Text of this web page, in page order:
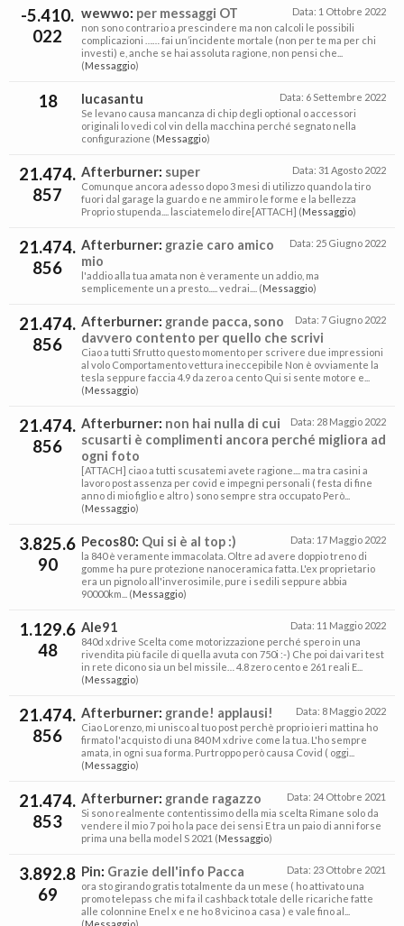
-5.410.
022
Data: 1 Ottobre 2022
wewwo: per messaggi OT
non sono contrario a prescindere ma non calcoli le possibili
complicazioni …… fai un’incidente mortale (non per te ma per chi
investi) e, anche se hai assoluta ragione, non pensi che...
(Messaggio)
18 Data: 6 Settembre 2022
lucasantu
Se levano causa mancanza di chip degli optional o accessori
originali lo vedi col vin della macchina perché segnato nella
configurazione (Messaggio)
21.474.
857
Data: 31 Agosto 2022
Afterburner: super
Comunque ancora adesso dopo 3 mesi di utilizzo quando la tiro
fuori dal garage la guardo e ne ammiro le forme e la bellezza
Proprio stupenda.... lasciatemelo dire[ATTACH] (Messaggio)
21.474.
856
Data: 25 Giugno 2022
Afterburner: grazie caro amico
mio
l'addio alla tua amata non è veramente un addio, ma
semplicemente un a presto..... vedrai.... (Messaggio)
21.474.
856
Data: 7 Giugno 2022
Afterburner: grande pacca, sono
davvero contento per quello che scrivi
Ciao a tutti Sfrutto questo momento per scrivere due impressioni
al volo Comportamento vettura ineccepibile Non è ovviamente la
tesla seppure faccia 4.9 da zero a cento Qui si sente motore e...
(Messaggio)
21.474.
856
Data: 28 Maggio 2022
Afterburner: non hai nulla di cui
scusarti è complimenti ancora perché migliora ad
ogni foto
[ATTACH] ciao a tutti scusatemi avete ragione.... ma tra casini a
lavoro post assenza per covid e impegni personali ( festa di fine
anno di mio figlio e altro ) sono sempre stra occupato Però...
(Messaggio)
3.825.6
90
Data: 17 Maggio 2022
Pecos80: Qui si è al top :)
la 840 è veramente immacolata. Oltre ad avere doppio treno di
gomme ha pure protezione nanoceramica fatta. L'ex proprietario
era un pignolo all'inverosimile, pure i sedili seppure abbia
90000km... (Messaggio)
1.129.6
48
Data: 11 Maggio 2022
Ale91
840d xdrive Scelta come motorizzazione perché spero in una
rivendita più facile di quella avuta con 750i :-) Che poi dai vari test
in rete dicono sia un bel missile… 4.8 zero cento e 261 reali E...
(Messaggio)
21.474.
856
Data: 8 Maggio 2022
Afterburner: grande! applausi!
Ciao Lorenzo, mi unisco al tuo post perchè proprio ieri mattina ho
firmato l'acquisto di una 840 M xdrive come la tua. L'ho sempre
amata, in ogni sua forma. Purtroppo però causa Covid ( oggi...
(Messaggio)
21.474.
853
Data: 24 Ottobre 2021
Afterburner: grande ragazzo
Si sono realmente contentissimo della mia scelta Rimane solo da
vendere il mio 7 poi ho la pace dei sensi E tra un paio di anni forse
prima una bella model S 2021 (Messaggio)
3.892.8
69
Data: 23 Ottobre 2021
Pin: Grazie dell'info Pacca
ora sto girando gratis totalmente da un mese ( ho attivato una
promo telepass che mi fa il cashback totale delle ricariche fatte
alle colonnine Enel x e ne ho 8 vicino a casa ) e vale fino al...